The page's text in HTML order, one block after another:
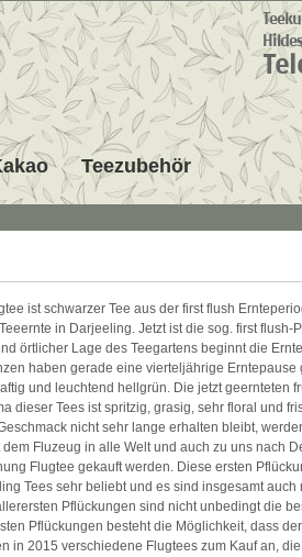
Teezubehör
ist schwarzer Tee aus der first flush
in Darjeeling. Jetzt ist die sog. first flush-
örtlicher Lage des Teegartens beginnt die
haben gerade eine vierteljährige
und leuchtend hellgrün. Die jetzt geernteten
dieser Tees ist spritzig, grasig, sehr floral und
nicht sehr lange erhalten bleibt,
Fluzeug in alle Welt und auch zu uns nach
Flugtee gekauft werden. Diese ersten
Tees sehr beliebt und es sind insgesamt auch
Pflückungen sind nicht unbedingt die
Pflückungen besteht die Möglichkeit, dass
in 2015 verschiedene Flugtees zum Kauf an,